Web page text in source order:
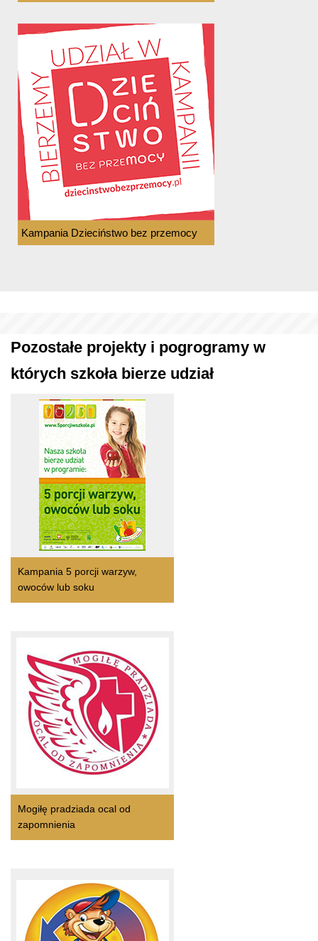
Kampania Dzieciństwo bez przemocy
Pozostałe projekty i pogrogramy w
których szkoła bierze udział
Kampania 5 porcji warzyw,
owoców lub soku
Mogiłę pradziada ocal od
zapomnienia